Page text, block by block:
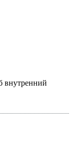
внутренний